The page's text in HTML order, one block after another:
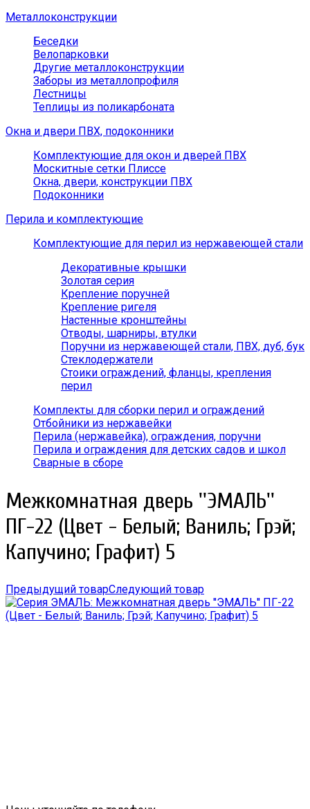
Металлоконструкции
Беседки
Велопарковки
Другие металлоконструкции
Заборы из металлопрофиля
Лестницы
Теплицы из поликарбоната
Окна и двери ПВХ, подоконники
Комплектующие для окон и дверей ПВХ
Москитные сетки Плиссе
Окна, двери, конструкции ПВХ
Подоконники
Перила и комплектующие
Комплектующие для перил из нержавеющей стали
Декоративные крышки
Золотая серия
Крепление поручней
Крепление ригеля
Настенные кронштейны
Отводы, шарниры, втулки
Поручни из нержавеющей стали, ПВХ, дуб, бук
Стеклодержатели
Стоики ограждений, фланцы, крепления
перил
Комплекты для сборки перил и ограждений
Отбойники из нержавейки
Перила (нержавейка), ограждения, поручни
Перила и ограждения для детских садов и школ
Сварные в сборе
Межкомнатная дверь ''ЭМАЛЬ''
ПГ-22 (Цвет - Белый; Ваниль; Грэй;
Капучино; Графит) 5
Предыдущий товарСледующий товар